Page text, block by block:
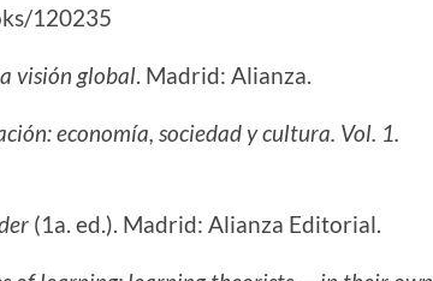
120235
visión global. Madrid: Alianza.
economía, sociedad y cultura. Vol. 1.
(1a. ed.). Madrid: Alianza Editorial.